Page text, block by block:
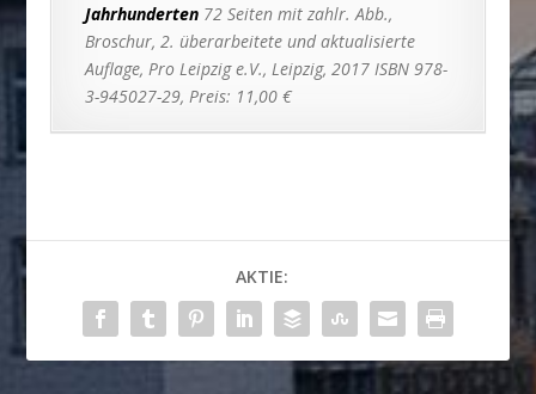
Jahrhunderten 72 Seiten mit zahlr. Abb.,
Broschur, 2. überarbeitete und aktualisierte
Auflage, Pro Leipzig e.V., Leipzig, 2017 ISBN 978-
3-945027-29, Preis: 11,00 €
AKTIE: